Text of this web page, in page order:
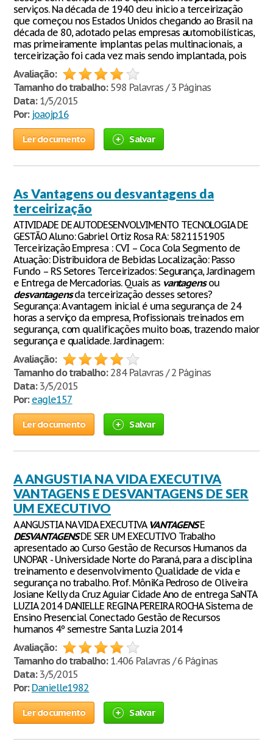
serviços. Na década de 1940 deu inicio a terceirização
que começou nos Estados Unidos chegando ao Brasil na
década de 80, adotado pelas empresas automobilísticas,
mas primeiramente implantas pelas multinacionais, a
terceirização foi cada vez mais sendo implantada, pois
Avaliação:
Tamanho do trabalho:598 Palavras / 3 Páginas
Data:1/5/2015
Por: joaojp16
Ler documento Salvar
As Vantagens ou desvantagens da
terceirização
ATIVIDADE DE AUTODESENVOLVIMENTO TECNOLOGIA DE
GESTÃO Aluno: Gabriel Ortiz Rosa RA: 5821151905
Terceirização Empresa : CVI – Coca Cola Segmento de
Atuação: Distribuidora de Bebidas Localização: Passo
Fundo – RS Setores Terceirizados: Segurança, Jardinagem
e Entrega de Mercadorias. Quais as vantagensou
desvantagensda terceirização desses setores?
Segurança: A vantagem inicial é uma segurança de 24
horas a serviço da empresa, Profissionais treinados em
segurança, com qualificações muito boas, trazendo maior
segurança e qualidade. Jardinagem:
Avaliação:
Tamanho do trabalho:284 Palavras / 2 Páginas
Data:3/5/2015
Por: eagle157
Ler documento Salvar
A ANGUSTIA NA VIDA EXECUTIVA
VANTAGENS E DESVANTAGENS DE SER
UM EXECUTIVO
A ANGUSTIA NA VIDA EXECUTIVA VANTAGENSE
DESVANTAGENSDE SER UM EXECUTIVO Trabalho
apresentado ao Curso Gestão de Recursos Humanos da
UNOPAR - Universidade Norte do Paraná, para a disciplina
treinamento e desenvolvimento Qualidade de vida e
segurança no trabalho. Prof. MôniKa Pedroso de Oliveira
Josiane Kelly da Cruz Aguiar Cidade Ano de entrega SaNTA
LUZIA 2014 DANIELLE REGINA PEREIRA ROCHA Sistema de
Ensino Presencial Conectado Gestão de Recursos
humanos 4º semestre Santa Luzia 2014
Avaliação:
Tamanho do trabalho:1.406 Palavras / 6 Páginas
Data:3/5/2015
Por: Danielle1982
Ler documento Salvar